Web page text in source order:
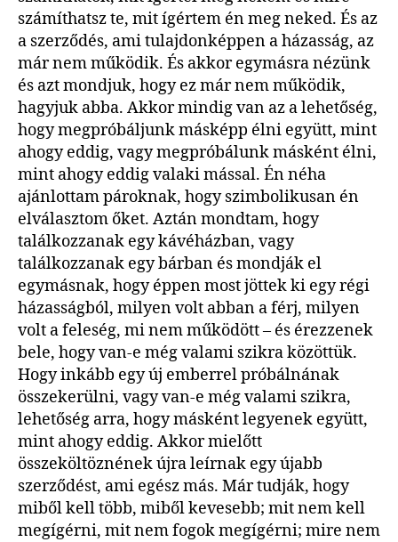
számíthatsz te, mit ígértem én meg neked. És az
a szerződés, ami tulajdonképpen a házasság, az
már nem működik. És akkor egymásra nézünk
és azt mondjuk, hogy ez már nem működik,
hagyjuk abba. Akkor mindig van az a lehetőség,
hogy megpróbáljunk másképp élni együtt, mint
ahogy eddig, vagy megpróbálunk másként élni,
mint ahogy eddig valaki mással. Én néha
ajánlottam pároknak, hogy szimbolikusan én
elválasztom őket. Aztán mondtam, hogy
találkozzanak egy kávéházban, vagy
találkozzanak egy bárban és mondják el
egymásnak, hogy éppen most jöttek ki egy régi
házasságból, milyen volt abban a férj, milyen
volt a feleség, mi nem működött – és érezzenek
bele, hogy van-e még valami szikra közöttük.
Hogy inkább egy új emberrel próbálnának
összekerülni, vagy van-e még valami szikra,
lehetőség arra, hogy másként legyenek együtt,
mint ahogy eddig. Akkor mielőtt
összeköltöznének újra leírnak egy újabb
szerződést, ami egész más. Már tudják, hogy
miből kell több, miből kevesebb; mit nem kell
megígérni, mit nem fogok megígérni; mire nem